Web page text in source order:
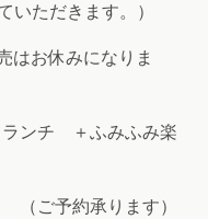
いただきます。）
はお休みになりま
ランチ ＋ふみふみ楽
（ご予約承ります）